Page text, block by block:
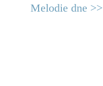
Melodie dne >>